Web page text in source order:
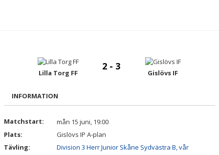
BILDGALLERI
DOKUMENT
Lilla Torg FF
2 - 3
Gislövs IF
INFORMATION
Matchstart:
mån 15 juni, 19:00
Plats:
Gislövs IP A-plan
Tävling:
Division 3 Herr Junior Skåne Sydvästra B, vår